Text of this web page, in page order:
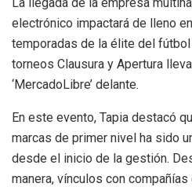
electrónico impactará de lleno
temporadas de la élite del
torneos Clausura y Apertura
‘MercadoLibre’ delante.
En este evento, Tapia destacó
marcas de primer nivel ha sido
desde el inicio de la gestión.
manera, vínculos con